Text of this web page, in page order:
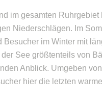
im gesamten
Niederschlägen. Im
Besucher im Winter mit
See größtenteils von
Anblick. Umgeben
hier die letzten